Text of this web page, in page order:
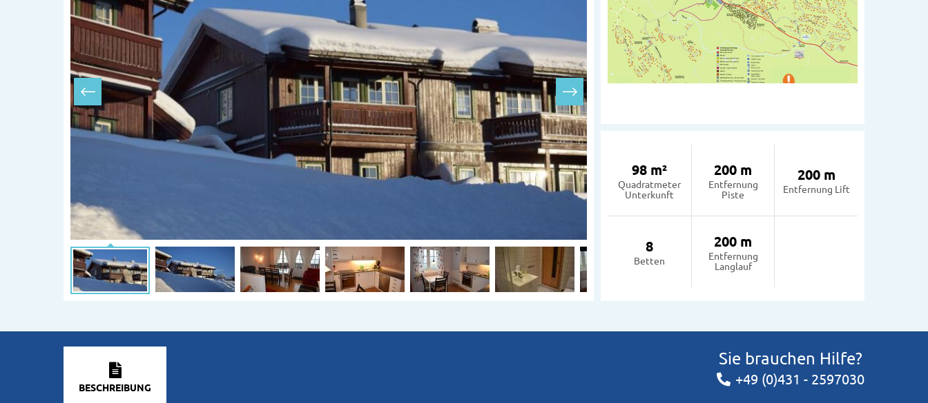
98 m²
Quadratmeter
Unterkunft
200 m
Entfernung
Piste
200 m
Entfernung Lift
8
Betten
200 m
Entfernung
Langlauf
BESCHREIBUNG
Sie brauchen Hilfe?
+49 (0)431 - 2597030